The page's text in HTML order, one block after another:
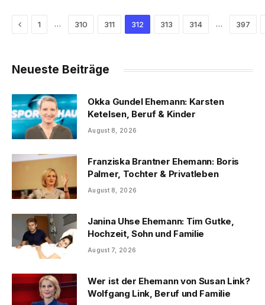
Previous
1 … 310 311 312 313 314 … 397
Neueste Beiträge
Okka Gundel Ehemann: Karsten
Ketelsen, Beruf & Kinder
August 8, 2026
Franziska Brantner Ehemann: Boris
Palmer, Tochter & Privatleben
August 8, 2026
Janina Uhse Ehemann: Tim Gutke,
Hochzeit, Sohn und Familie
August 7, 2026
Wer ist der Ehemann von Susan Link?
Wolfgang Link, Beruf und Familie